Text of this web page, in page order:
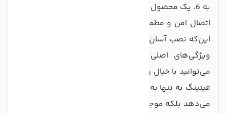
به 6، یک محصول ضروری برای هر خانه‌ای است که نیاز به
اتصال امن و مطمئن شلنگ‌های یخچال دارند. با توجه به
این‌که نصب آسان، کیفیت ساخت بالا و قابلیت اطمینان از
ویژگی‌های اصلی این محصول به شمار می‌آید، شما
می‌توانید با خیال راحت نسبت به خرید آن اقدام کنید. این
فیتینگ نه تنها به عیب‌های احتمالی در اتصالات شما پایان
می‌دهد بلکه موجب بهبود کارایی یخچال‌تان نیز می‌شود.